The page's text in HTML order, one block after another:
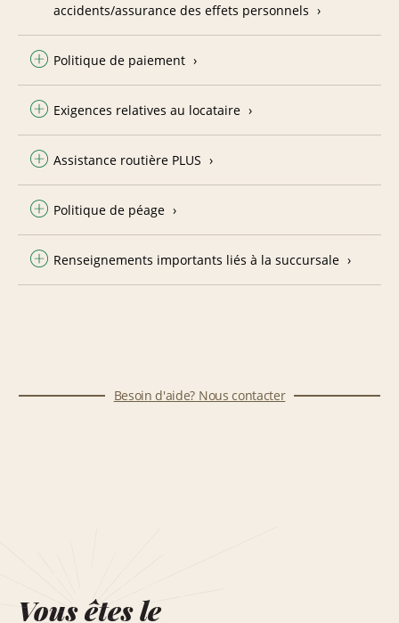
accidents/assurance des effets personnels
Politique de paiement
Exigences relatives au locataire
Assistance routière PLUS
Politique de péage
Renseignements importants liés à la succursale
Besoin d'aide? Nous contacter
Vous êtes le